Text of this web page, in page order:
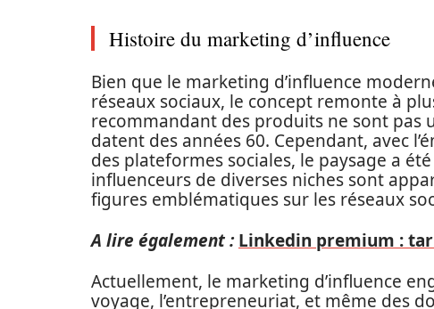
Histoire du marketing d’influence
Bien que le marketing d’influence
réseaux sociaux, le concept remonte à
recommandant des produits ne sont pas
datent des années 60. Cependant, avec
des plateformes sociales, le paysage a
influenceurs de diverses niches sont
figures emblématiques sur les réseaux
A lire également : Linkedin premium :
Actuellement, le marketing d’influence
voyage, l’entrepreneuriat, et même des